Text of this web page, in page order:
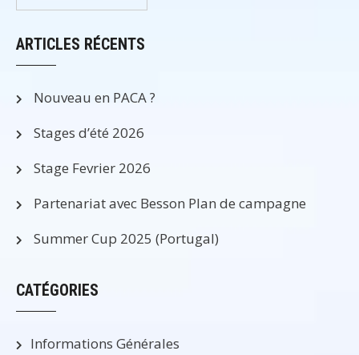
ARTICLES RÉCENTS
Nouveau en PACA ?
Stages d’été 2026
Stage Fevrier 2026
Partenariat avec Besson Plan de campagne
Summer Cup 2025 (Portugal)
CATÉGORIES
Informations Générales